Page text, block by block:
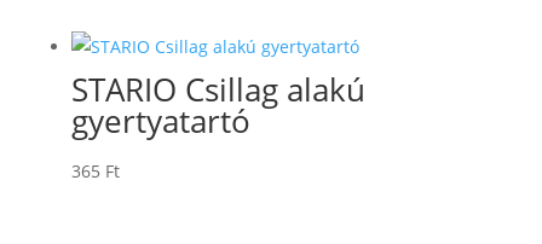
STARIO Csillag alakú
gyertyatartó
365 Ft